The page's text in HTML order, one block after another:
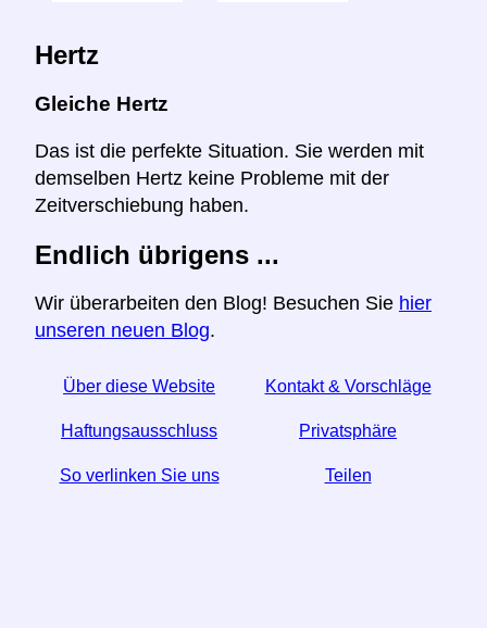
Hertz
Gleiche Hertz
Das ist die perfekte Situation. Sie werden mit
demselben Hertz keine Probleme mit der
Zeitverschiebung haben.
Endlich übrigens ...
Wir überarbeiten den Blog! Besuchen Sie hier
unseren neuen Blog.
Über diese Website Kontakt & Vorschläge
Haftungsausschluss Privatsphäre
So verlinken Sie uns Teilen